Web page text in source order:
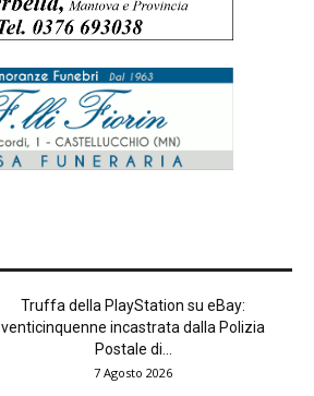
Truffa della PlayStation su eBay:
venticinquenne incastrata dalla Polizia
Postale di...
7 Agosto 2026